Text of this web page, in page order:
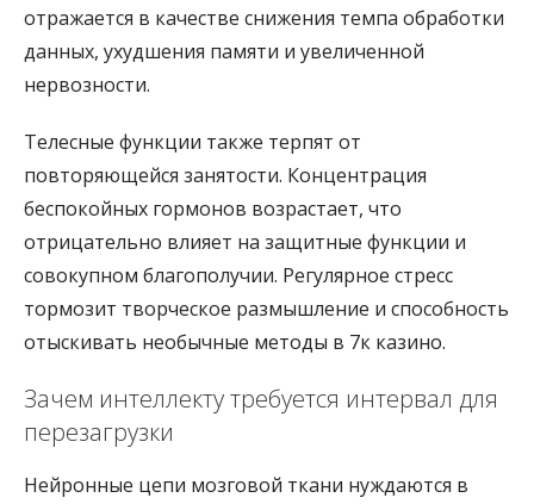
отражается в качестве снижения темпа обработки
данных, ухудшения памяти и увеличенной
нервозности.
Телесные функции также терпят от
повторяющейся занятости. Концентрация
беспокойных гормонов возрастает, что
отрицательно влияет на защитные функции и
совокупном благополучии. Регулярное стресс
тормозит творческое размышление и способность
отыскивать необычные методы в 7к казино.
Зачем интеллекту требуется интервал для
перезагрузки
Нейронные цепи мозговой ткани нуждаются в